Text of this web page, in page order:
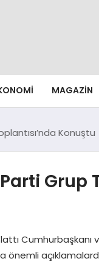
MAGAZIN
Konuştu
Grup
Cumhurbaşkanı
önemli